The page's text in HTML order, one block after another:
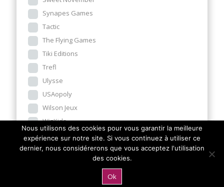
Synapes Games
Tactic
The Flying Games
Tiki Editions
Trefl
Ulysse
USAopoly
Wilson Jeux
WizKids
Zigomatic
Z-MAN
Nous utilisons des cookies pour vous garantir la meilleure
expérience sur notre site. Si vous continuez à utiliser ce
dernier, nous considérerons que vous acceptez l'utilisation
des cookies.
Ok